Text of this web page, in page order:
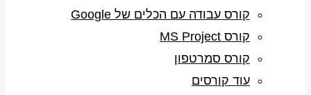
קורס עבודה עם הכלים של Google
קורס MS Project
קורס סמרטפון
עוד קורסים